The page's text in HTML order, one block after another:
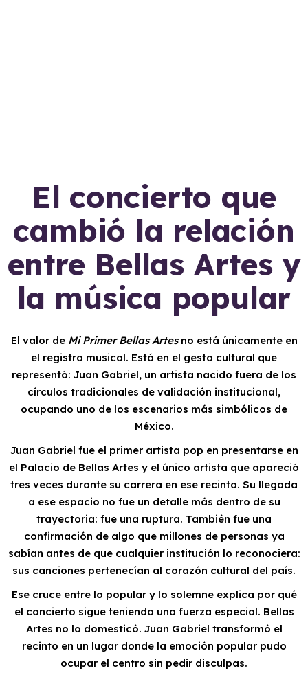
El concierto que
cambió la relación
entre Bellas Artes y
la música popular
El valor de Mi Primer Bellas Artesno está únicamente en
el registro musical. Está en el gesto cultural que
representó: Juan Gabriel, un artista nacido fuera de los
círculos tradicionales de validación institucional,
ocupando uno de los escenarios más simbólicos de
México.
Juan Gabriel fue el primer artista pop en presentarse en
el Palacio de Bellas Artes y el único artista que apareció
tres veces durante su carrera en ese recinto. Su llegada
a ese espacio no fue un detalle más dentro de su
trayectoria: fue una ruptura. También fue una
confirmación de algo que millones de personas ya
sabían antes de que cualquier institución lo reconociera:
sus canciones pertenecían al corazón cultural del país.
Ese cruce entre lo popular y lo solemne explica por qué
el concierto sigue teniendo una fuerza especial. Bellas
Artes no lo domesticó. Juan Gabriel transformó el
recinto en un lugar donde la emoción popular pudo
ocupar el centro sin pedir disculpas.